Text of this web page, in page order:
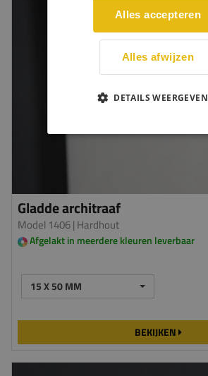
Gladde architraaf
Model 1406| Hardhout
Afgelakt in meerdere kleuren leverbaar
15 X 50 MM
BEKIJKEN
Alles accepteren
Alles afwijzen
DETAILS WEERGEVEN